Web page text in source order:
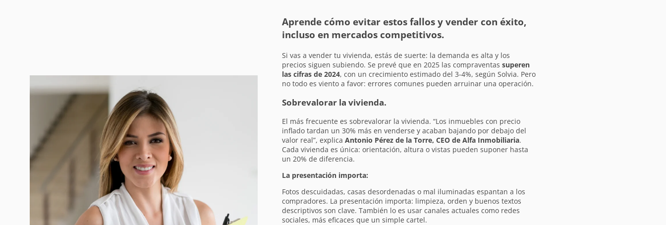
Aprende cómo evitar estos fallos y vender con éxito,
incluso en mercados competitivos.
Si vas a vender tu vivienda, estás de suerte: la demanda es alta y los
precios siguen subiendo. Se prevé que en 2025 las compraventas superen
las cifras de 2024, con un crecimiento estimado del 3-4%, según Solvia. Pero
no todo es viento a favor: errores comunes pueden arruinar una operación.
Sobrevalorar la vivienda.
El más frecuente es sobrevalorar la vivienda. “Los inmuebles con precio
inflado tardan un 30% más en venderse y acaban bajando por debajo del
valor real”, explica Antonio Pérez de la Torre, CEO de Alfa Inmobiliaria.
Cada vivienda es única: orientación, altura o vistas pueden suponer hasta
un 20% de diferencia.
La presentación importa:
Fotos descuidadas, casas desordenadas o mal iluminadas espantan a los
compradores. La presentación importa: limpieza, orden y buenos textos
descriptivos son clave. También lo es usar canales actuales como redes
sociales, más eficaces que un simple cartel.